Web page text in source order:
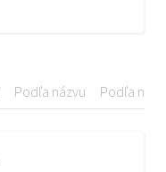
Podľa názvu Podľa